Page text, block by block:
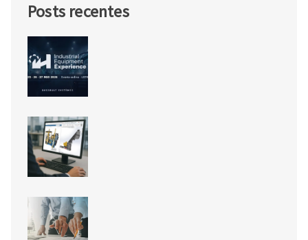
Posts recentes
equipamentos industriais
acontece em agosto
SP3: a Inteligência Artificial
finalmente chegou!